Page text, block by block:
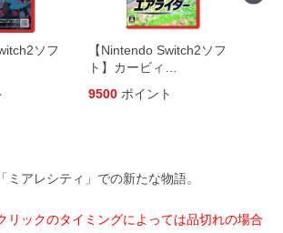
ソフ
【Nintendo Switch2ソフ
ト】カービィ
9500 ポイント
ミアレシティ」での新たな物語。
リックのタイミングによっては品切れの場合